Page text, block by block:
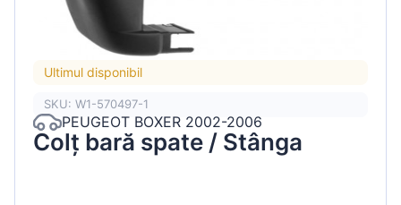
Ultimul disponibil
SKU: W1-570497-1
PEUGEOT BOXER 2002-2006
Colț bară spate / Stânga